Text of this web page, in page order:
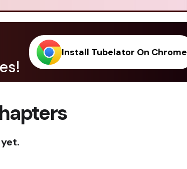
Install Tubelator On Chrome